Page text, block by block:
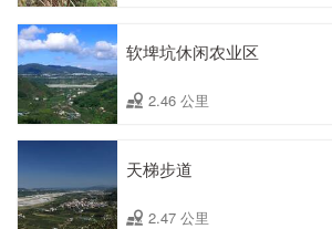
软埤坑休闲农业区
2.46 公里
天梯步道
2.47 公里